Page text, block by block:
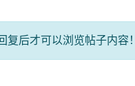
复后才可以浏览帖子内容！